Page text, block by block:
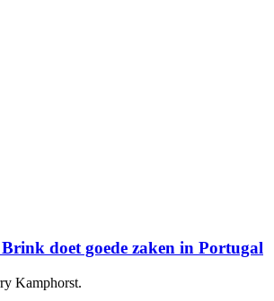
doet goede zaken in Portugal
Kamphorst.